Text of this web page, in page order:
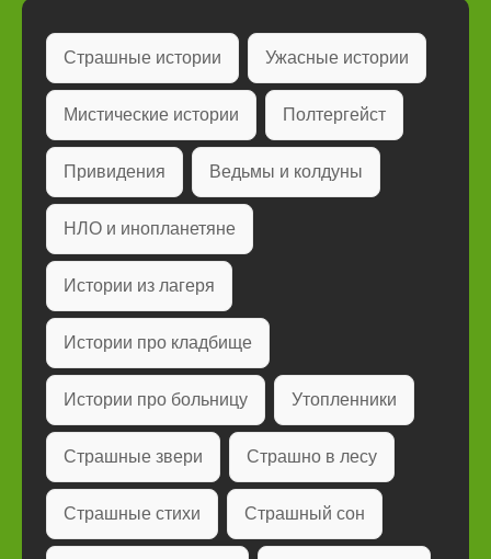
Страшные истории Ужасные истории
Мистические истории Полтергейст
Привидения Ведьмы и колдуны
НЛО и инопланетяне
Истории из лагеря
Истории про кладбище
Истории про больницу Утопленники
Страшные звери Страшно в лесу
Страшные стихи Страшный сон